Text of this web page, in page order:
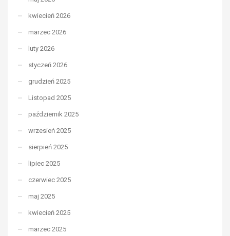
kwiecień 2026
marzec 2026
luty 2026
styczeń 2026
grudzień 2025
Listopad 2025
październik 2025
wrzesień 2025
sierpień 2025
lipiec 2025
czerwiec 2025
maj 2025
kwiecień 2025
marzec 2025